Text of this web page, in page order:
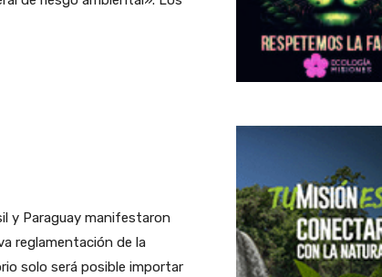
y Paraguay manifestaron
reglamentación de la
solo será posible importar